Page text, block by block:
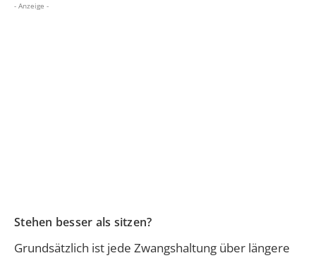
- Anzeige -
Stehen besser als sitzen?
Grundsätzlich ist jede Zwangshaltung über längere